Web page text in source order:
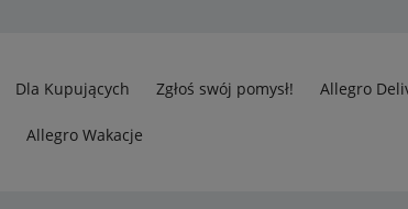
Dla Kupujących Zgłoś swój pomysł! Allegro
Allegro Wakacje